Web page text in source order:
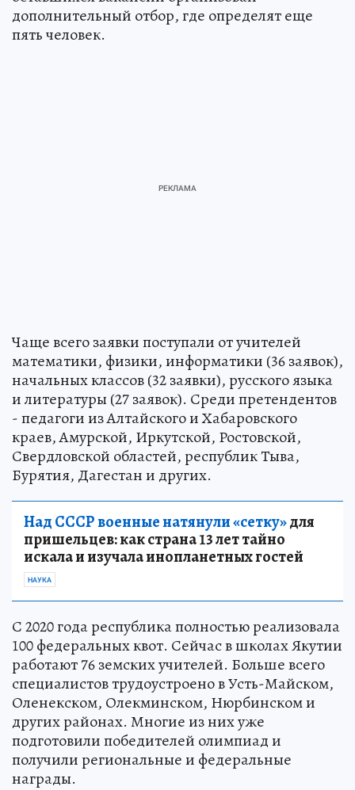
дополнительный отбор, где определят еще
пять человек.
Чаще всего заявки поступали от учителей
математики, физики, информатики (36 заявок),
начальных классов (32 заявки), русского языка
и литературы (27 заявок). Среди претендентов
- педагоги из Алтайского и Хабаровского
краев, Амурской, Иркутской, Ростовской,
Свердловской областей, республик Тыва,
Бурятия, Дагестан и других.
Над СССР военные натянули «сетку»для
пришельцев: как страна 13 лет тайно
искала и изучала инопланетных гостей
НАУКА
С 2020 года республика полностью реализовала
100 федеральных квот. Сейчас в школах Якутии
работают 76 земских учителей. Больше всего
специалистов трудоустроено в Усть-Майском,
Оленекском, Олекминском, Нюрбинском и
других районах. Многие из них уже
подготовили победителей олимпиад и
получили региональные и федеральные
награды.